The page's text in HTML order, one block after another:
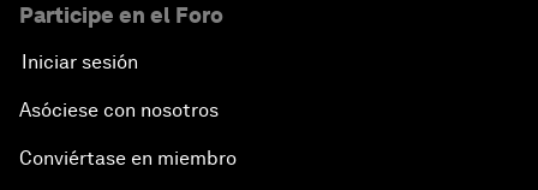
Participe en el Foro
Iniciar sesión
Asóciese con nosotros
Conviértase en miembro